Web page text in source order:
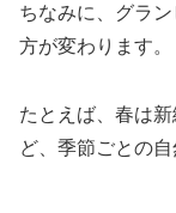
ちなみに、グラ
方が変わります。
たとえば、春は
ど、季節ごとの